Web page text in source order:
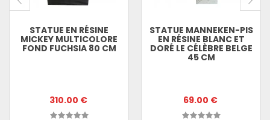
STATUE EN RÉSINE
MICKEY MULTICOLORE
FOND FUCHSIA 80 CM
310.00 €
STATUE MANNEKEN-PIS
EN RÉSINE BLANC ET
DORÉ LE CÉLÈBRE BELGE
45 CM
69.00 €